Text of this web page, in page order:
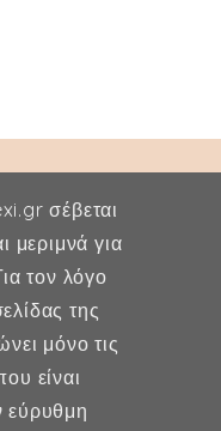
σέβεται
μεριμνά για
τον λόγο
της
μόνο τις
είναι
εύρυθμη